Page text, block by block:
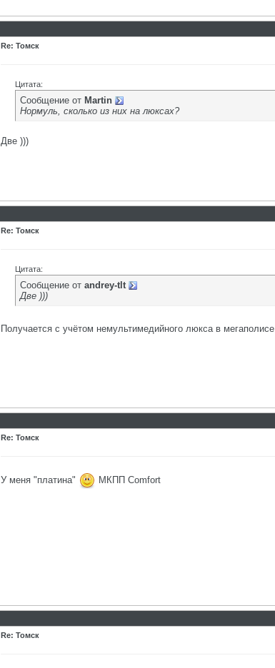
Re: Томск
Цитата:
Сообщение от Martin
Нормуль, сколько из них на люксах?
Две )))
Re: Томск
Цитата:
Сообщение от andrey-tlt
Две )))
Получается с учётом немультимедийного люкса в мегаполисе
Re: Томск
У меня "платина" МКПП Comfort
Re: Томск